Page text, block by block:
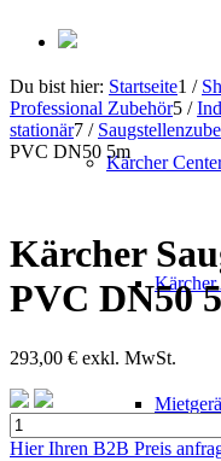
Kärcher
Kärcher
Du bist hier: Startseite1 /
Professional Zubehör5 /
stationär7 /
PVC DN50 5m
Kärcher
PVC DN50
293,00 € exkl. MwSt.
Kärcher
Saugstelle
Hier Ihren B2B Preis